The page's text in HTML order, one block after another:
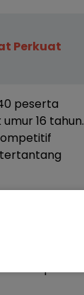
Perkuat
peserta
16 tahun.